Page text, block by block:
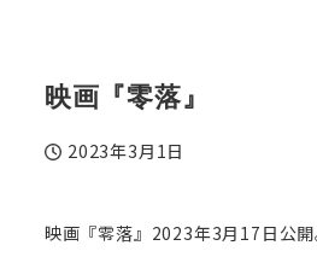
映画『零落』
投稿日
2023年3月1日
映画『零落』2023年3月17日公開